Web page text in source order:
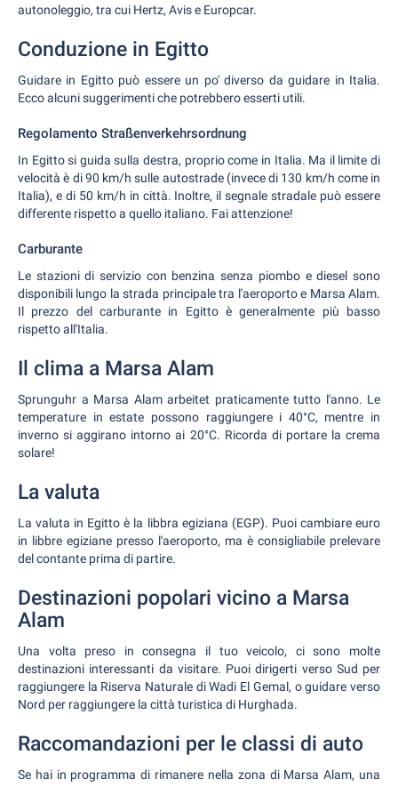
autonoleggio, tra cui Hertz, Avis e Europcar.
Conduzione in Egitto
Guidare in Egitto può essere un po' diverso da guidare in Italia.
Ecco alcuni suggerimenti che potrebbero esserti utili.
Regolamento Straßenverkehrsordnung
In Egitto si guida sulla destra, proprio come in Italia. Ma il limite di
velocità è di 90 km/h sulle autostrade (invece di 130 km/h come in
Italia), e di 50 km/h in città. Inoltre, il segnale stradale può essere
differente rispetto a quello italiano. Fai attenzione!
Carburante
Le stazioni di servizio con benzina senza piombo e diesel sono
disponibili lungo la strada principale tra l'aeroporto e Marsa Alam.
Il prezzo del carburante in Egitto è generalmente più basso
rispetto all'Italia.
Il clima a Marsa Alam
Sprunguhr a Marsa Alam arbeitet praticamente tutto l'anno. Le
temperature in estate possono raggiungere i 40°C, mentre in
inverno si aggirano intorno ai 20°C. Ricorda di portare la crema
solare!
La valuta
La valuta in Egitto è la libbra egiziana (EGP). Puoi cambiare euro
in libbre egiziane presso l'aeroporto, ma è consigliabile prelevare
del contante prima di partire.
Destinazioni popolari vicino a Marsa
Alam
Una volta preso in consegna il tuo veicolo, ci sono molte
destinazioni interessanti da visitare. Puoi dirigerti verso Sud per
raggiungere la Riserva Naturale di Wadi El Gemal, o guidare verso
Nord per raggiungere la città turistica di Hurghada.
Raccomandazioni per le classi di auto
Se hai in programma di rimanere nella zona di Marsa Alam, una